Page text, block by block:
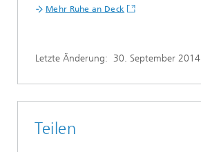
Mehr Ruhe an Deck
Letzte Änderung: 30. September 2014
Teilen